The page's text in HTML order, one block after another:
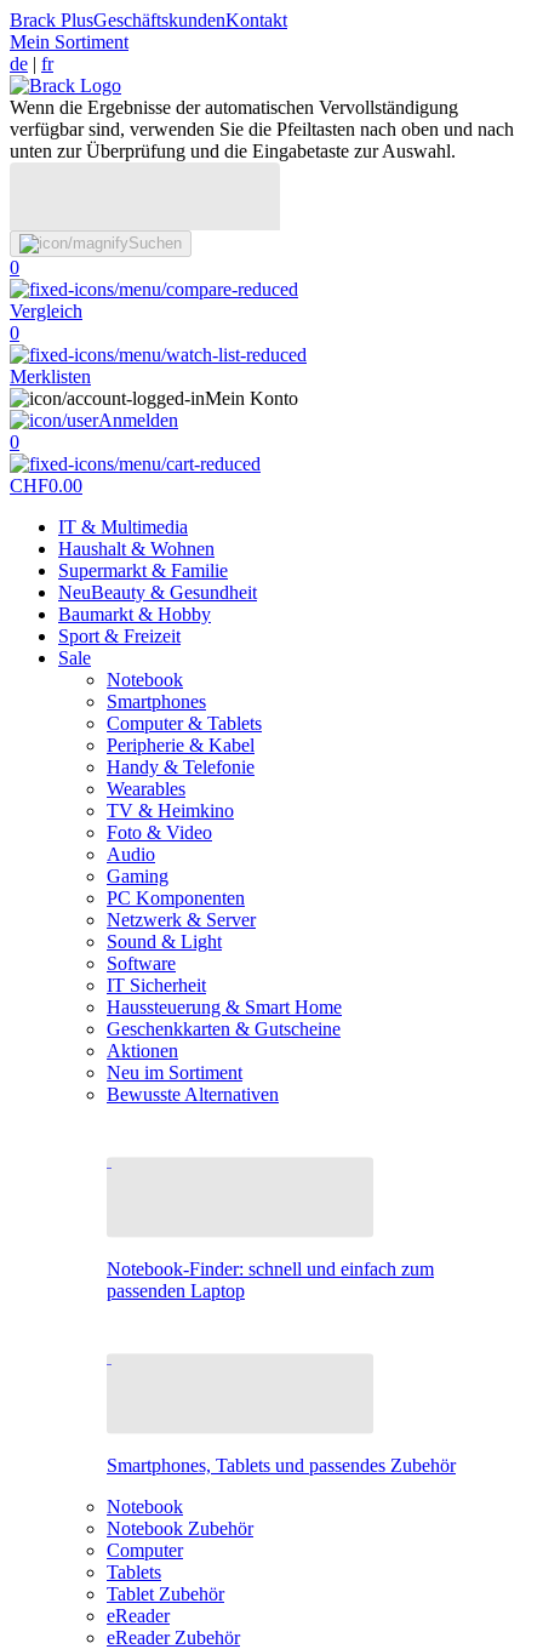
Brack PlusGeschäftskundenKontakt
Mein Sortiment
de | fr
Wenn die Ergebnisse der automatischen Vervollständigung
verfügbar sind, verwenden Sie die Pfeiltasten nach oben und nach
unten zur Überprüfung und die Eingabetaste zur Auswahl.
Suchen
0
Vergleich
0
Merklisten
Mein Konto
Anmelden
0
CHF0.00
IT & Multimedia
Haushalt & Wohnen
Supermarkt & Familie
NeuBeauty & Gesundheit
Baumarkt & Hobby
Sport & Freizeit
Sale
Notebook
Smartphones
Computer & Tablets
Peripherie & Kabel
Handy & Telefonie
Wearables
TV & Heimkino
Foto & Video
Audio
Gaming
PC Komponenten
Netzwerk & Server
Sound & Light
Software
IT Sicherheit
Haussteuerung & Smart Home
Geschenkkarten & Gutscheine
Aktionen
Neu im Sortiment
Bewusste Alternativen
Notebook-Finder: schnell und einfach zum
passenden Laptop
Smartphones, Tablets und passendes Zubehör
Notebook
Notebook Zubehör
Computer
Tablets
Tablet Zubehör
eReader
eReader Zubehör